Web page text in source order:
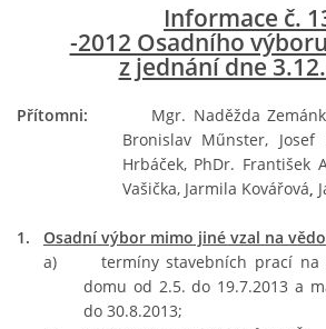
O NEVŠOVÉ
KONTAKTY
OBECNÍ BUDOVY
SPOLKY
SLUŽBY
Informace č.
-2012 Osadního
z jednání dne
Přítomni: Mgr. Naděžda
Bronislav Műnster,
Hrbáček, PhDr. František
Vašička, Jarmila Kovářová,
1. Osadní výbor mimo jiné vzal na
a) termíny stavebních prací na
domu od 2.5. do 19.7.2013 a
do 30.8.2013;